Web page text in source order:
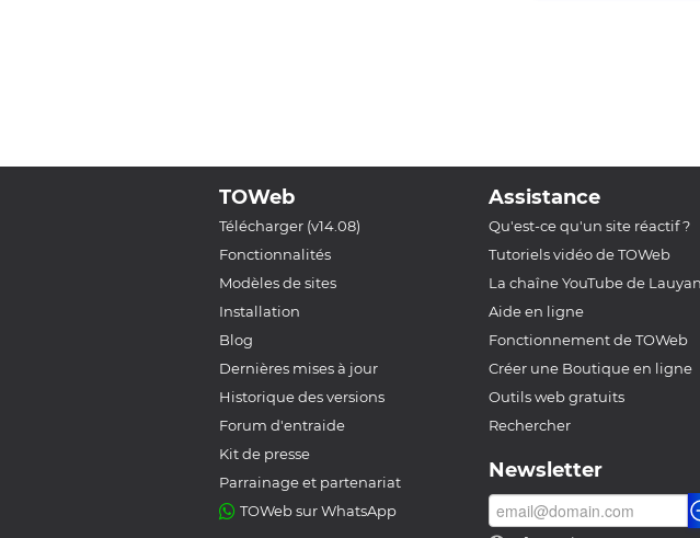
TOWeb
Télécharger (v14.08)
Fonctionnalités
Modèles de sites
Installation
Blog
Dernières mises à jour
Historique des versions
Forum d'entraide
Kit de presse
Parrainage et partenariat
TOWeb sur WhatsApp
Assistance
Qu'est-ce qu'un site réactif ?
Tutoriels vidéo de TOWeb
La chaîne YouTube de Lauyan
Aide en ligne
Fonctionnement de TOWeb
Créer une Boutique en ligne
Outils web gratuits
Rechercher
Newsletter